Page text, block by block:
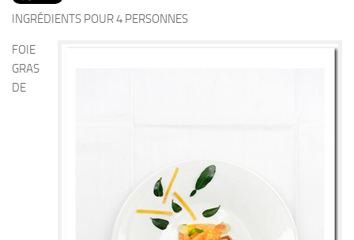
PRODUITS
INGRÉDIENTS POUR 4 PERSONNES
FOIE
GRAS
DE